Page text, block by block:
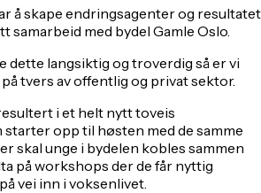
å skape endringsagenter og resultatet
samarbeid med bydel Gamle Oslo.
dette langsiktig og troverdig så er vi
tvers av offentlig og privat sektor.
i et helt nytt toveis
opp til høsten med de samme
skal unge i bydelen kobles sammen
på workshops der de får nyttig
vei inn i voksenlivet.